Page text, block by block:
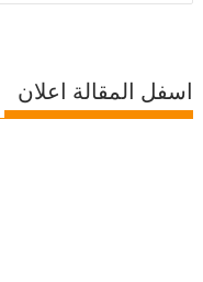
اسفل المقالة اعلان